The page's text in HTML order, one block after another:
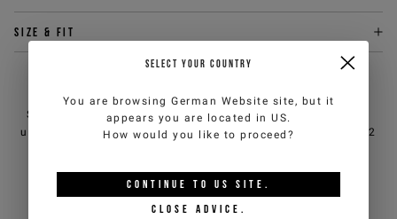
Size & fit
Sie können den Kundendienst von iceberg.com per E-Mail
unter
customercare@iceberg.com, wir antworten innerhalb von 2
DAS KÖNNTE IHNEN AUCH
SELECT YOUR COUNTRY
You are browsing German Website site, but it
appears you are located in US.
How would you like to proceed?
CONTINUE TO US SITE.
CLOSE ADVICE.